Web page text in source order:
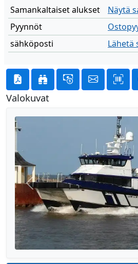
Samankaltaiset alukset
Näytä
Pyynnöt
sähköposti
Lähetä
Valokuvat
Edellinen